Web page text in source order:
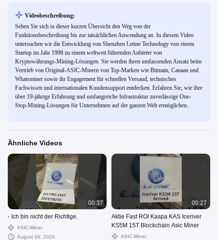
Videobeschreibung:
Sehen Sie sich in dieser kurzen Übersicht den Weg von der
Funktionsbeschreibung bis zur tatsächlichen Anwendung an. In diesem Video
untersuchen wir die Entwicklung von Shenzhen Letine Technology von einem
Startup im Jahr 1998 zu einem weltweit führenden Anbieter von
Kryptowährungs-Mining-Lösungen. Sie werden ihren umfassenden Ansatz beim
Vertrieb von Original-ASIC-Minern von Top-Marken wie Bitmain, Canaan und
Whatsminer sowie ihr Engagement für schnellen Versand, technisches
Fachwissen und internationalen Kundensupport entdecken. Erfahren Sie, wie ihre
über 19-jährige Erfahrung und umfangreiche Infrastruktur zuverlässige One-
Stop-Mining-Lösungen für Unternehmen auf der ganzen Welt ermöglichen.
Ähnliche Videos
00:37
- Ich bin nicht der Richtige.
ASIC-Miner
August 06, 2024
00:27
Aktie Fast ROI Kaspa KAS Iceriver
KS5M 15T Blockchain Asic Miner
ASIC-Miner